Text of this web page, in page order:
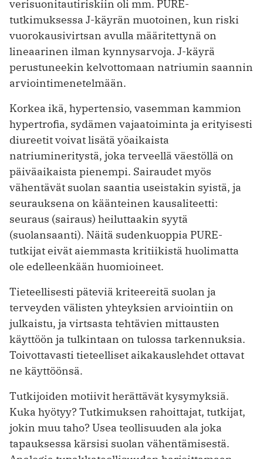
verisuonitautiriskiin oli mm. PURE-
tutkimuksessa J-käyrän muotoinen, kun riski
vuorokausivirtsan avulla määritettynä on
lineaarinen ilman kynnysarvoja. J-käyrä
perustuneekin kelvottomaan natriumin saannin
arviointimenetelmään.
Korkea ikä, hypertensio, vasemman kam­mion
hypertrofia, sydämen vajaatoiminta ja erityisesti
diureetit voivat lisätä yöaikaista
natriumineritystä, joka terveellä väestöllä on
päiväaikaista pienempi. Sairaudet myös
vähentävät suolan saantia useistakin syistä, ja
seurauksena on käänteinen kausaliteetti:
seuraus (sai­raus) heiluttaakin syytä
(suolansaanti). Näitä sudenkuoppia PURE-
tutkijat eivät aiemmasta kritiikistä huolimatta
ole edelleenkään huo­mioineet.
Tieteellisesti päteviä kriteereitä suolan ja
terveyden välisten yhteyksien arviointiin on
julkaistu, ja virtsasta tehtävien mittausten
käyttöön ja tulkintaan on tulossa tarkennuksia.
Toivottavasti tieteelliset aikakauslehdet ottavat
ne käyttöönsä.
Tutkijoiden motiivit herättävät kysymyksiä.
Kuka hyötyy? Tutkimuksen rahoittajat, tutkijat,
jokin muu taho? Usea teollisuuden ala joka
tapauksessa kärsisi suolan vähentämisestä.